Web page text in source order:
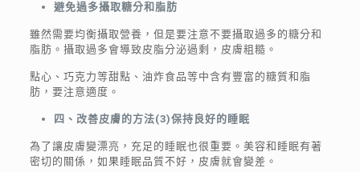
避免過多攝取糖分和脂肪
雖然需要均衡攝取營養，但是要注意不要攝取過多的糖分和
脂肪。攝取過多會導致皮脂分泌過剩，皮膚粗糙。
點心、巧克力等甜點、油炸食品等中含有豐富的糖質和脂
肪，要注意適度。
四、改善皮膚的方法(3)保持良好的睡眠
為了讓皮膚變漂亮，充足的睡眠也很重要。美容和睡眠有著
密切的關係，如果睡眠品質不好，皮膚就會變差。